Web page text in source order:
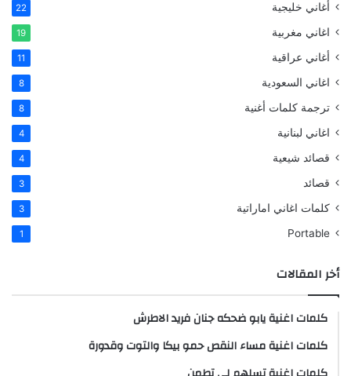
أغاني خليجية 22
اغاني مغربية 19
أغاني عراقية 11
اغاني السعودية 8
ترجمة كلمات أغنية 8
اغاني لبنانية 4
قصائد شيعية 4
قصائد 3
كلمات اغاني اماراتية 3
Portable
1
أخر المقالات
كلمات اغنية يابو ضحكه جنان فريد الاطرش
كلمات اغنية مساء النقص حمو بيكا والتوت وقدورة